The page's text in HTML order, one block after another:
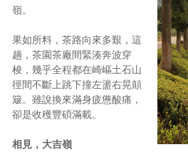
嶺。
果如所料，茶路向來多艱，這
趟，茶園茶廠間緊湊奔波穿
梭，幾乎全程都在崎嶇土石山
徑間不斷上跳下撞左盪右晃顛
簸。雖說換來滿身疲憊酸痛，
卻是收穫豐碩滿載。
相見，大吉嶺